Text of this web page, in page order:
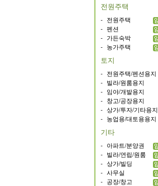
전원주택
- 전원주택
- 펜션
- 가든숙박
- 농가주택
토지
- 전원주택/펜션용지
- 빌라/원룸용지
- 임야/개발용지
- 창고/공장용지
- 상가/투자/기타용지
- 농업용/대토용용지
기타
- 아파트/분양권
- 빌라/연립/원룸
- 상가/빌딩
- 사무실
- 공장/창고